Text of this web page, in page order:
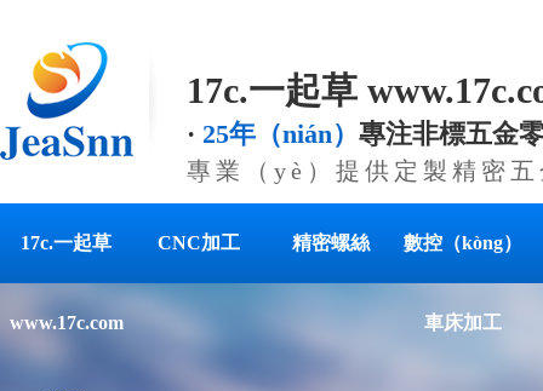
17c.一起草
· 25年（nián） 專注非標五金
專業（yè）提供定製精密
17c.一起草
www.17c.com
CNC加工 精密螺絲 數控（kòng）
車床加工